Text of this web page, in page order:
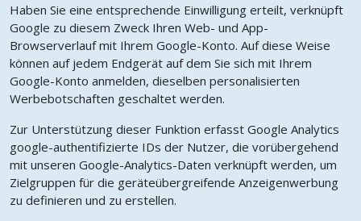
Haben Sie eine entsprechende Einwilligung erteilt, verknüpft
Google zu diesem Zweck Ihren Web- und App-
Browserverlauf mit Ihrem Google-Konto. Auf diese Weise
können auf jedem Endgerät auf dem Sie sich mit Ihrem
Google-Konto anmelden, dieselben personalisierten
Werbebotschaften geschaltet werden.
Zur Unterstützung dieser Funktion erfasst Google Analytics
google-authentifizierte IDs der Nutzer, die vorübergehend
mit unseren Google-Analytics-Daten verknüpft werden, um
Zielgruppen für die geräteübergreifende Anzeigenwerbung
zu definieren und zu erstellen.